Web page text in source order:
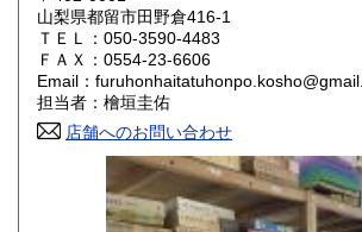
山口県 800円
香川県 800円 愛媛県
高知県 800円
800円 長崎県
山梨県都留市田野倉416-1
ＴＥＬ：050-3590-4483
ＦＡＸ：0554-23-6606
Email：
担当者：檜垣圭佑
店舗へのお問い合わせ